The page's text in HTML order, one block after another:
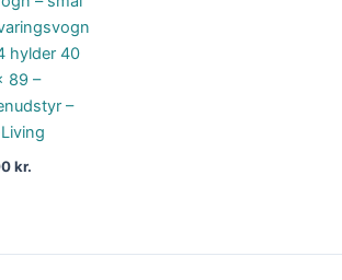
hylder 40
89 –
–
kr.